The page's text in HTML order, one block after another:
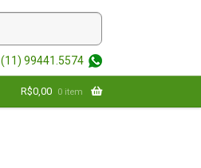
(11) 99441.5574
R$0,00 0 item